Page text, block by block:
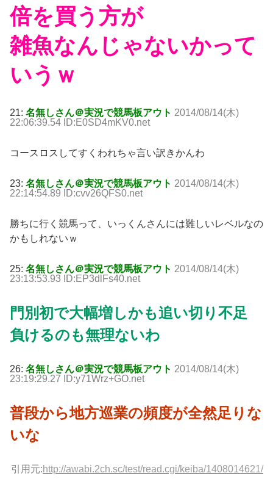
倍を買う方が
雑魚なんじゃないかって
いうｗ
21: 名無しさん＠実況で競馬板アウト 2014/08/14(木)
22:06:39.54 ID:E0SD4mKV0.net
コースロスしてすくわれちゃ言い訳きかんわ
23: 名無しさん＠実況で競馬板アウト 2014/08/14(木)
22:14:54.89 ID:cvv26QFS0.net
勝ちに行く競馬って、いっくんさんには難しいレベルなの
かもしれないｗ
25: 名無しさん＠実況で競馬板アウト 2014/08/14(木)
23:13:53.93 ID:EP3dlFs40.net
門別初で大幅増しかも追い切り不足
負けるのも無理ないわ
26: 名無しさん＠実況で競馬板アウト 2014/08/14(木)
23:19:29.27 ID:y71Wrz+GO.net
普段から地方巡業の頻度が全然足りな
いな
引用元:http://awabi.2ch.sc/test/read.cgi/keiba/1408014621/